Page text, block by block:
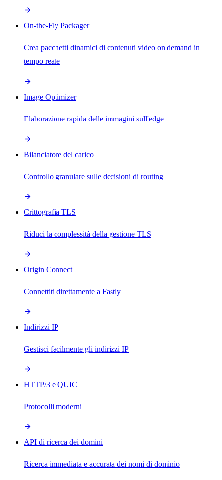
On-the-Fly Packager
Crea pacchetti dinamici di contenuti video on demand in
tempo reale
Image Optimizer
Elaborazione rapida delle immagini sull'edge
Bilanciatore del carico
Controllo granulare sulle decisioni di routing
Crittografia TLS
Riduci la complessità della gestione TLS
Origin Connect
Connettiti direttamente a Fastly
Indirizzi IP
Gestisci facilmente gli indirizzi IP
HTTP/3 e QUIC
Protocolli moderni
API di ricerca dei domini
Ricerca immediata e accurata dei nomi di dominio